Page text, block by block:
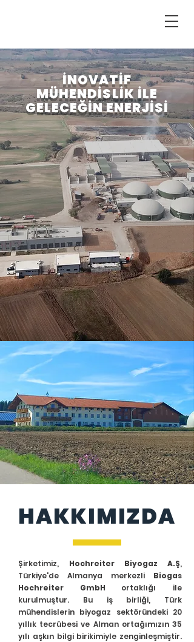
İNOVATİF
MÜHENDİSLİK İLE
GELECEĞİN ENERJİSİ
HAKKIMIZDA
Şirketimiz, Hochreiter Biyogaz A.Ş,
Türkiye'de Almanya merkezli Biogas
Hochreiter GmbH
ortaklığı ile
kurulmuştur. Bu iş birliği, Türk
mühendislerin biyogaz sektöründeki 20
yıllık tecrübesi ve Alman ortağımızın 35
yılı aşkın bilgi birikimiyle zenginleşmiştir.